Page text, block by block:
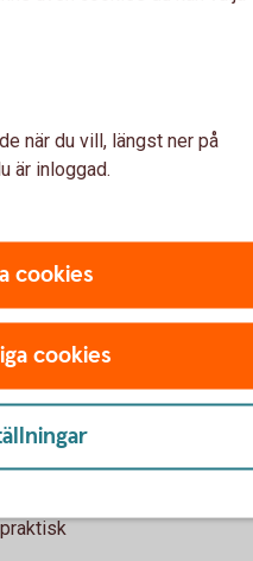
både
de
i
den
göra.
när du vill, längst ner på
är inloggad.
cookies
cookies